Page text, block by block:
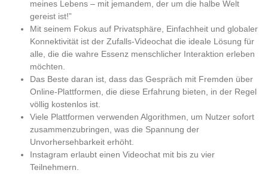
meines Lebens – mit jemandem, der um die halbe Welt
gereist ist!”
Mit seinem Fokus auf Privatsphäre, Einfachheit und globaler
Konnektivität ist der Zufalls-Videochat die ideale Lösung für
alle, die die wahre Essenz menschlicher Interaktion erleben
möchten.
Das Beste daran ist, dass das Gespräch mit Fremden über
Online-Plattformen, die diese Erfahrung bieten, in der Regel
völlig kostenlos ist.
Viele Plattformen verwenden Algorithmen, um Nutzer sofort
zusammenzubringen, was die Spannung der
Unvorhersehbarkeit erhöht.
Instagram erlaubt einen Videochat mit bis zu vier
Teilnehmern.